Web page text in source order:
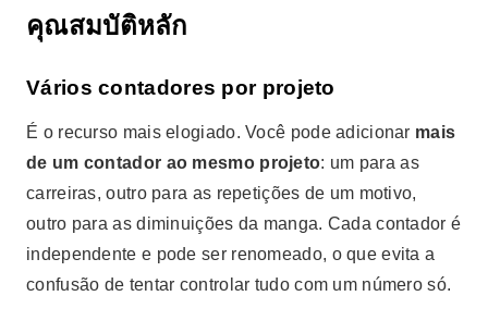
คุณสมบัติหลัก
Vários contadores por projeto
É o recurso mais elogiado. Você pode adicionar mais
de um contador ao mesmo projeto: um para as
carreiras, outro para as repetições de um motivo,
outro para as diminuições da manga. Cada contador é
independente e pode ser renomeado, o que evita a
confusão de tentar controlar tudo com um número só.